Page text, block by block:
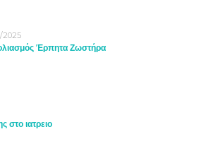
2025
Έρπητα Ζωστήρα
στο ιατρειο